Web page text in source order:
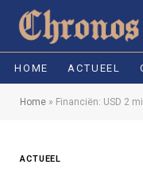
HOME ACTUEEL
Home » Financiën: USD 2
ACTUEEL